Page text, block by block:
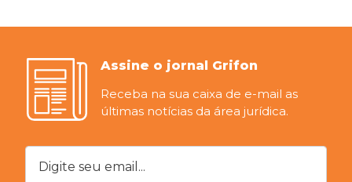
Assine o jornal Grifon
Receba na sua caixa de e-mail as
últimas notícias da área jurídica.
Digite seu email...